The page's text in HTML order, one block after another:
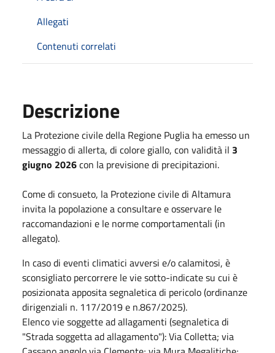
Allegati
Contenuti correlati
Descrizione
La Protezione civile della Regione Puglia ha emesso un
messaggio di allerta, di colore giallo, con validità il 3
giugno 2026con la previsione di precipitazioni.
Come di consueto, la Protezione civile di Altamura
invita la popolazione a consultare e osservare le
raccomandazioni e le norme comportamentali (in
allegato).
In caso di eventi climatici avversi e/o calamitosi, è
sconsigliato percorrere le vie sotto-indicate su cui è
posizionata apposita segnaletica di pericolo (ordinanze
dirigenziali n. 117/2019 e n.867/2025).
Elenco vie soggette ad allagamenti (segnaletica di
"Strada soggetta ad allagamento"): Via Colletta; via